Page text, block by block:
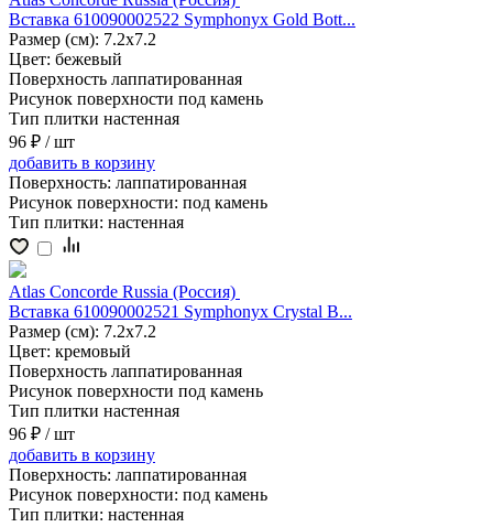
Вставка 610090002522 Symphonyx Gold Bott...
Размер (см): 7.2x7.2
Цвет: бежевый
Поверхность лаппатированная
Рисунок поверхности под камень
Тип плитки настенная
96 ₽ / шт
добавить в корзину
Поверхность: лаппатированная
Рисунок поверхности: под камень
Тип плитки: настенная
Atlas Concorde Russia (Россия)
Вставка 610090002521 Symphonyx Crystal B...
Размер (см): 7.2x7.2
Цвет: кремовый
Поверхность лаппатированная
Рисунок поверхности под камень
Тип плитки настенная
96 ₽ / шт
добавить в корзину
Поверхность: лаппатированная
Рисунок поверхности: под камень
Тип плитки: настенная